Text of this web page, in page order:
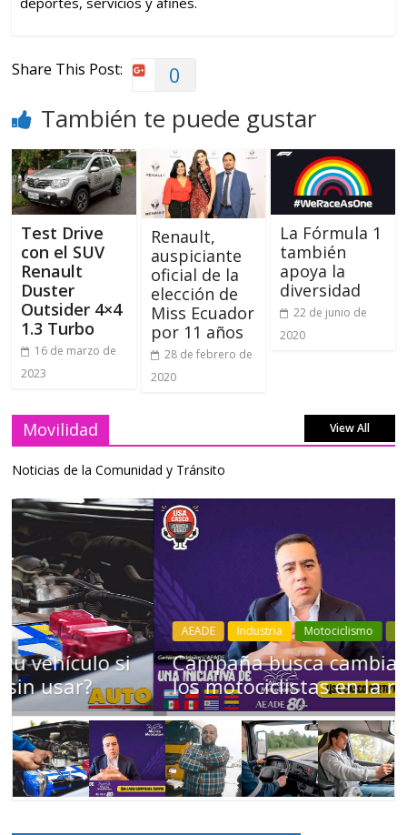
Share This Post: 0
También te puede gustar
Test Drive
con el SUV
Renault
Duster
Outsider 4×4
1.3 Turbo
16 de marzo de
2023
Renault,
auspiciante
oficial de la
elección de
Miss Ecuador
por 11 años
28 de febrero de
2020
La Fórmula 1
también
apoya la
diversidad
22 de junio de
2020
Movilidad View All
Noticias de la Comunidad y Tránsito
AEADE Industria Motociclismo Motos Movilidad
Campaña busca cambiar destino de
los motociclistas en la región